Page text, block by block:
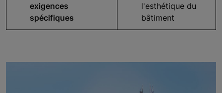
exigences
spécifiques
l'esthétique du
bâtiment